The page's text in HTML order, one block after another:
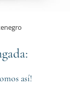
así!